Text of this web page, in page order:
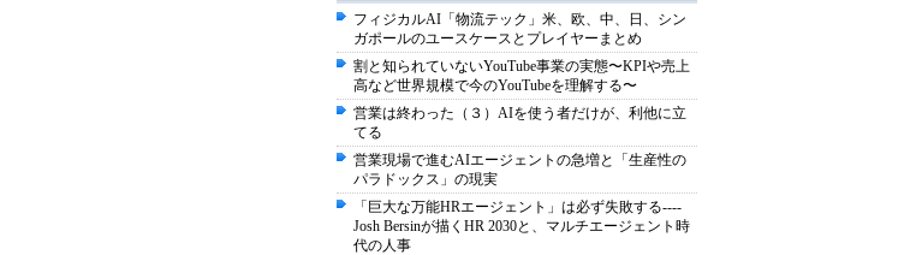
フィジカルAI「物流テック」米、欧、中、日、シン
ガポールのユースケースとプレイヤーまとめ
割と知られていないYouTube事業の実態〜KPIや売上
高など世界規模で今のYouTubeを理解する〜
営業は終わった（３）AIを使う者だけが、利他に立
てる
営業現場で進むAIエージェントの急増と「生産性の
パラドックス」の現実
「巨大な万能HRエージェント」は必ず失敗する----
Josh Bersinが描くHR 2030と、マルチエージェント時
代の人事